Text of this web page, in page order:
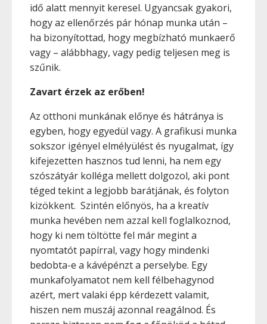
idő alatt mennyit keresel. Ugyancsak gyakori,
hogy az ellenőrzés pár hónap munka után –
ha bizonyítottad, hogy megbízható munkaerő
vagy – alábbhagy, vagy pedig teljesen meg is
szűnik.
Zavart érzek az erőben!
Az otthoni munkának előnye és hátránya is
egyben, hogy egyedül vagy. A grafikusi munka
sokszor igényel elmélyülést és nyugalmat, így
kifejezetten hasznos tud lenni, ha nem egy
szószátyár kolléga mellett dolgozol, aki pont
téged tekint a legjobb barátjának, és folyton
kizökkent. Szintén előnyös, ha a kreatív
munka hevében nem azzal kell foglalkoznod,
hogy ki nem töltötte fel már megint a
nyomtatót papírral, vagy hogy mindenki
bedobta-e a kávépénzt a perselybe. Egy
munkafolyamatot nem kell félbehagynod
azért, mert valaki épp kérdezett valamit,
hiszen nem muszáj azonnal reagálnod. És